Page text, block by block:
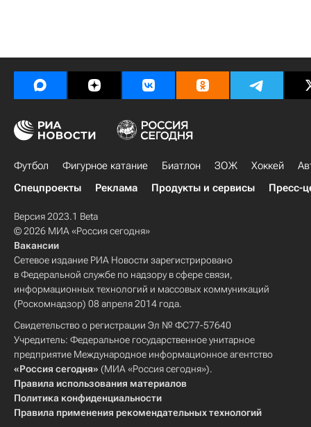
Футбол Фигурное катание Биатлон ЗОЖ Хоккей
Спецпроекты
Реклама Продукты и сервисы Пресс-
Версия 2023.1 Beta
© 2026 МИА «Россия сегодня»
Вакансии
Сетевое издание РИА Новости зарегистрировано
в Федеральной службе по надзору в сфере связи,
информационных технологий и массовых коммуникаций
(Роскомнадзор) 08 апреля 2014 года.
Свидетельство о регистрации Эл № ФС77-57640
Учредитель: Федеральное государственное унитарное
предприятие Международное информационное агентство
«Россия сегодня» (МИА «Россия сегодня»).
Правила использования материалов
Политика конфиденциальности
Правила применения рекомендательных технологий